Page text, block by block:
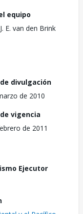
equipo
E. van den Brink
divulgación
de 2010
vigencia
de 2011
Ejecutor